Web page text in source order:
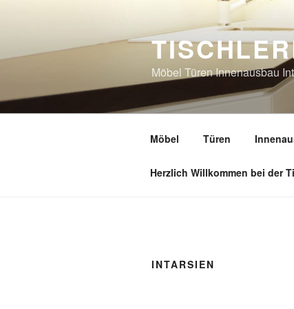
Möbel Türen Innenausbau
Möbel Türen
Herzlich Willkommen bei der
INTARSIEN